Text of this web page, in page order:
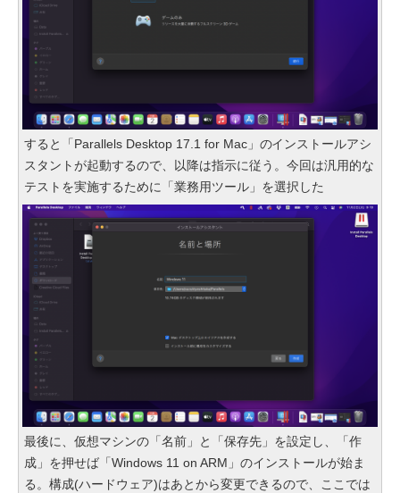
すると「Parallels Desktop 17.1 for Mac」のインストールアシ
スタントが起動するので、以降は指示に従う。今回は汎用的な
テストを実施するために「業務用ツール」を選択した
最後に、仮想マシンの「名前」と「保存先」を設定し、「作
成」を押せば「Windows 11 on ARM」のインストールが始ま
る。構成(ハードウェア)はあとから変更できるので、ここでは